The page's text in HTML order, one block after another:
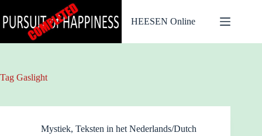
naar
de
HEESEN Online
Tag Gaslight
Mystiek, Teksten in het Nederlands/Dutch